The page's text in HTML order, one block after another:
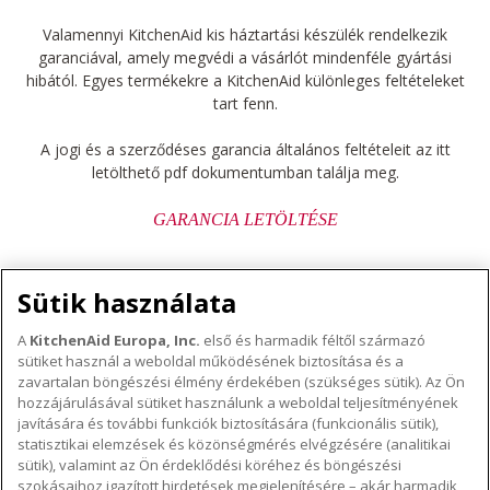
Valamennyi KitchenAid kis háztartási készülék rendelkezik
garanciával, amely megvédi a vásárlót mindenféle gyártási
hibától. Egyes termékekre a KitchenAid különleges feltételeket
tart fenn.
A jogi és a szerződéses garancia általános feltételeit az itt
letölthető pdf dokumentumban találja meg.
GARANCIA LETÖLTÉSE
A KITCHENAID MÁRKÁRÓL
A márka lényege
A márka története
ODR
TÁMOGATÁS
Hol lehet megvenni
Sütik használata
A KitchenAid Europa, Inc. első és harmadik féltől származó
sütiket használ a weboldal működésének biztosítása és a
zavartalan böngészési élmény érdekében (szükséges sütik). Az Ön
hozzájárulásával sütiket használunk a weboldal teljesítményének
javítására és további funkciók biztosítására (funkcionális sütik),
statisztikai elemzések és közönségmérés elvégzésére (analitikai
sütik), valamint az Ön érdeklődési köréhez és böngészési